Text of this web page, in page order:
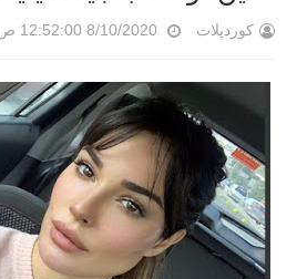
کوردپلات 8/10/2020 12:52:00 ص